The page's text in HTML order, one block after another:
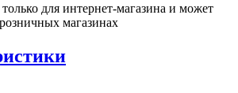
для интернет-магазина и может
магазинах